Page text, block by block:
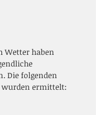
Wetter haben
Die folgenden
wurden ermittelt: